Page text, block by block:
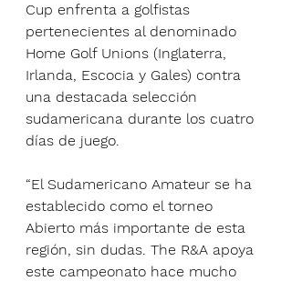
Cup enfrenta a golfistas
pertenecientes al denominado
Home Golf Unions (Inglaterra,
Irlanda, Escocia y Gales) contra
una destacada selección
sudamericana durante los cuatro
días de juego.
“El Sudamericano Amateur se ha
establecido como el torneo
Abierto más importante de esta
región, sin dudas. The R&A apoya
este campeonato hace mucho